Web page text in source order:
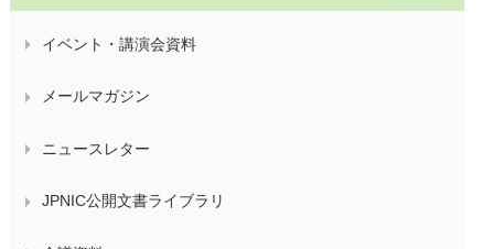
イベント・講演会資料
メールマガジン
ニュースレター
JPNIC公開文書ライブラリ